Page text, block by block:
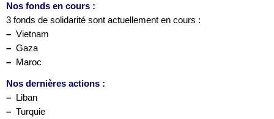
Nos fonds en cours :
3 fonds de solidarité sont actuellement en cours :
– Vietnam
– Gaza
– Maroc
Nos dernières actions :
– Liban
– Turquie